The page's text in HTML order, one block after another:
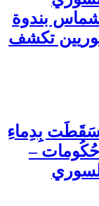
بندوة
تكشف
سَقَطَت بِدِماءِ
حُكُومات –